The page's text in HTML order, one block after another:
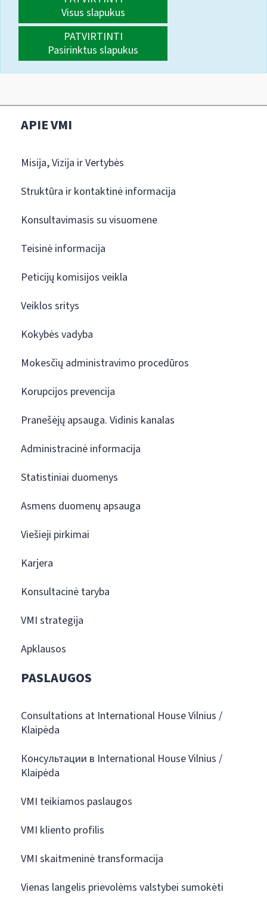
Visus slapukus
PATVIRTINTI
Pasirinktus slapukus
APIE VMI
Misija, Vizija ir Vertybės
Struktūra ir kontaktinė informacija
Konsultavimasis su visuomene
Teisinė informacija
Peticijų komisijos veikla
Veiklos sritys
Kokybės vadyba
Mokesčių administravimo procedūros
Korupcijos prevencija
Pranešėjų apsauga. Vidinis kanalas
Administracinė informacija
Statistiniai duomenys
Asmens duomenų apsauga
Viešieji pirkimai
Karjera
Konsultacinė taryba
VMI strategija
Apklausos
PASLAUGOS
Consultations at International House Vilnius /
Klaipėda
Консультации в International House Vilnius /
Klaipėda
VMI teikiamos paslaugos
VMI kliento profilis
VMI skaitmeninė transformacija
Vienas langelis prievolėms valstybei sumokėti